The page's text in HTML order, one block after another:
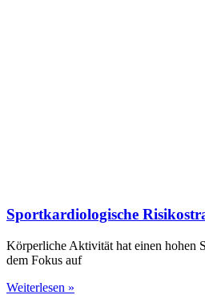
Sportkardiologische
Körperliche Aktivität hat einen hohen
dem Fokus auf
Weiterlesen »